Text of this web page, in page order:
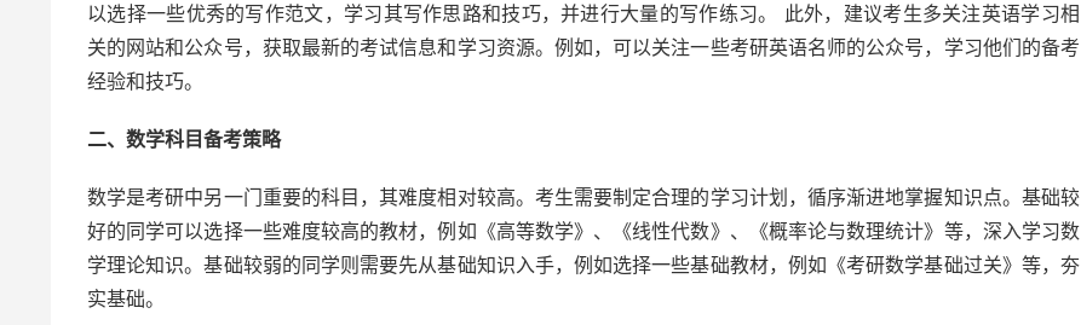
以选择一些优秀的写作范文，学习其写作思路和技巧，并进行大量的写作练习。 此外，建议考生多关注英语学习相
关的网站和公众号，获取最新的考试信息和学习资源。例如，可以关注一些考研英语名师的公众号，学习他们的备考
经验和技巧。
二、数学科目备考策略
数学是考研中另一门重要的科目，其难度相对较高。考生需要制定合理的学习计划，循序渐进地掌握知识点。基础较
好的同学可以选择一些难度较高的教材，例如《高等数学》、《线性代数》、《概率论与数理统计》等，深入学习数
学理论知识。基础较弱的同学则需要先从基础知识入手，例如选择一些基础教材，例如《考研数学基础过关》等，夯
实基础。